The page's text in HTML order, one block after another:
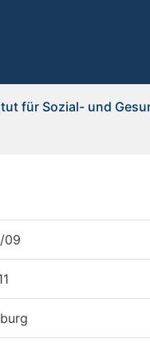
für Sozial- und
09